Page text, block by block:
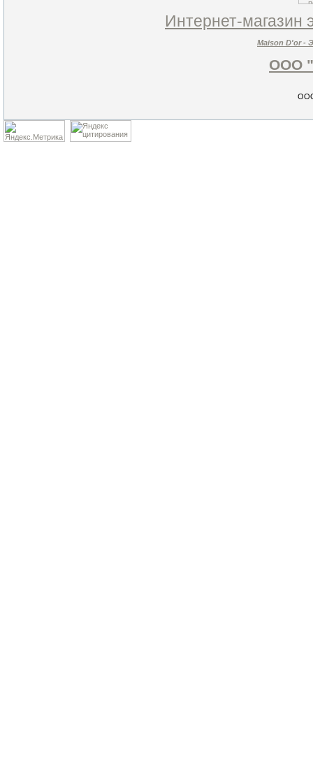
Интернет-магазин
Maison D'or -
ООО
ООО